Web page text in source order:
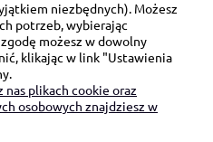
SIĘ Z NAMI:
172 872
- 15:30)
niezbędnych). Możesz
potrzeb, wybierając
możesz w dowolny
klikając w link "Ustawienia
nas plikach cookie oraz
osobowych znajdziesz w